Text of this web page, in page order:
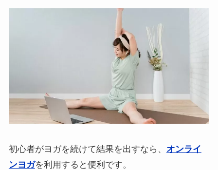
初心者がヨガを続けて結果を出すなら、 オンライ
ンヨガを利用すると便利です。